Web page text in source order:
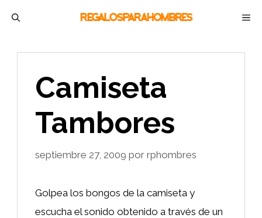
Camiseta
Tambores
septiembre 27, 2009 por rphombres
Golpea los bongos de la camiseta y
escucha el sonido obtenido a través de un